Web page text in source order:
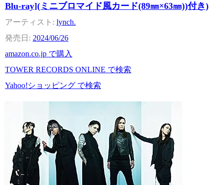
Blu-ray](ミニブロマイド風カード(89㎜×63㎜))付き)
lynch.
2024/06/26
amazon.co.jp で購入
TOWER RECORDS ONLINE で検索
Yahoo!ショッピング で検索